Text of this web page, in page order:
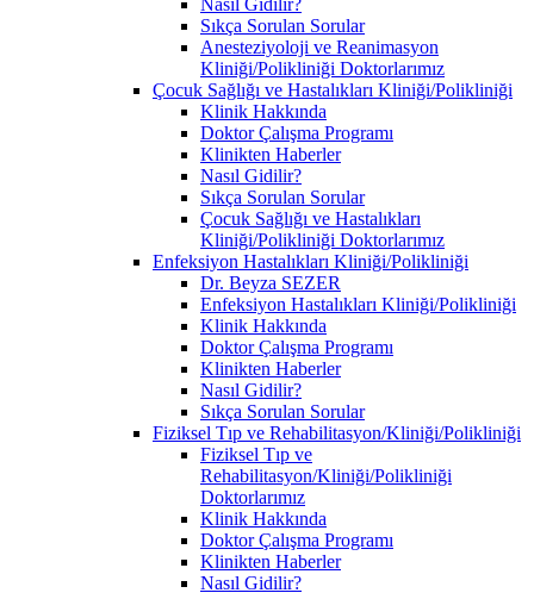
Sıkça Sorulan Sorular
Anesteziyoloji ve Reanimasyon
Kliniği/Polikliniği Doktorlarımız
Çocuk Sağlığı ve Hastalıkları Kliniği/Polikliniği
Klinik Hakkında
Doktor Çalışma Programı
Klinikten Haberler
Nasıl Gidilir?
Sıkça Sorulan Sorular
Çocuk Sağlığı ve Hastalıkları
Kliniği/Polikliniği Doktorlarımız
Enfeksiyon Hastalıkları Kliniği/Polikliniği
Dr. Beyza SEZER
Enfeksiyon Hastalıkları Kliniği/Polikliniği
Klinik Hakkında
Doktor Çalışma Programı
Klinikten Haberler
Nasıl Gidilir?
Sıkça Sorulan Sorular
Fiziksel Tıp ve Rehabilitasyon/Kliniği/Polikliniği
Fiziksel Tıp ve
Rehabilitasyon/Kliniği/Polikliniği
Doktorlarımız
Klinik Hakkında
Doktor Çalışma Programı
Klinikten Haberler
Nasıl Gidilir?